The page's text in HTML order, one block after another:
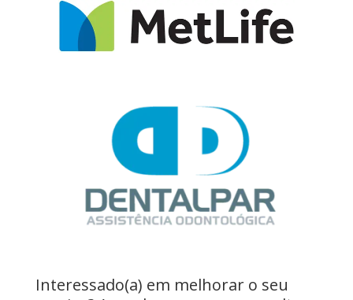
Interessado(a) em melhorar o seu